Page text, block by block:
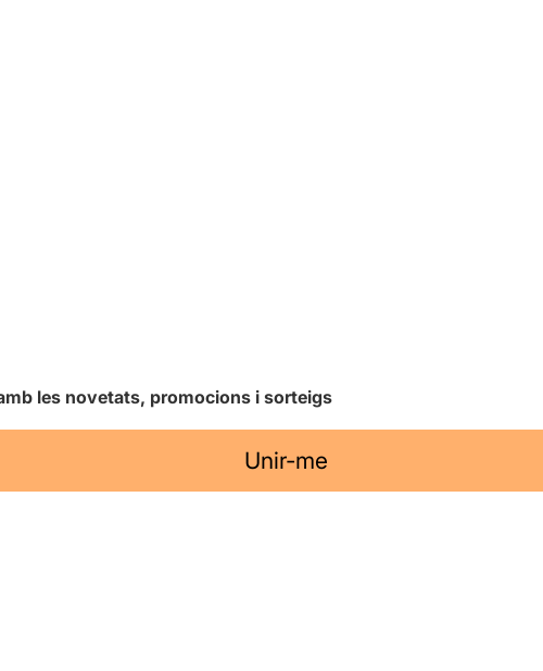
les novetats, promocions i sorteigs
Unir-me